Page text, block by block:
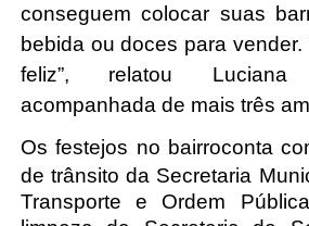
conseguem colocar suas
bebida ou doces para
feliz”, relatou
acompanhada de mais três
Os festejos no bairroconta
de trânsito da Secretaria
Transporte e Ordem